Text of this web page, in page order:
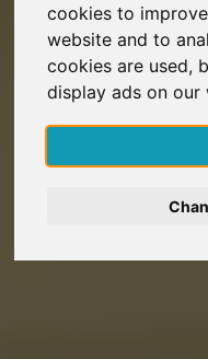
cookies to
website and to
cookies are used,
display ads on our